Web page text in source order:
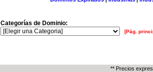
Categorías de Dominio:
[Pág.
** Precios